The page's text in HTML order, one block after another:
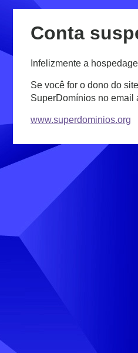
Conta
Infelizmente a
Se você for o dono do
SuperDomínios no email
www.superdominios.org